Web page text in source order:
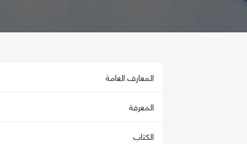
المعارف العامة
المعرفة
الكتاب